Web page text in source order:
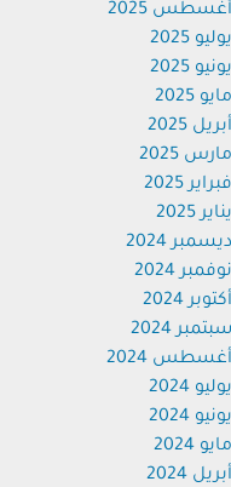
2025
2025
2025
2025
2025
2025
2025
2025
2024
2024
2024
2024
2024
2024
2024
2024
2024